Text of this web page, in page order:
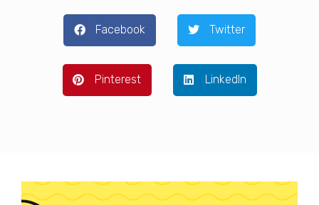
Facebook Twitter
Pinterest LinkedIn